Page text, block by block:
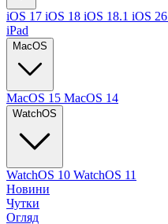
iOS 17 iOS 18 iOS 18.1 iOS 26
iPad
MacOS
MacOS 15 MacOS 14
WatchOS
WatchOS 10 WatchOS 11
Новини
Чутки
Огляд